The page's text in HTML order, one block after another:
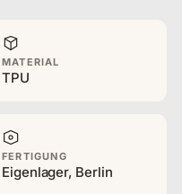
MATERIAL
TPU
FERTIGUNG
Eigenlager, Berlin